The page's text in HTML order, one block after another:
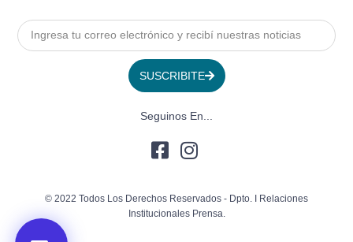
SUSCRIBITE
Seguinos En...
© 2022 Todos Los Derechos Reservados - Dpto. I Relaciones
Institucionales Prensa.